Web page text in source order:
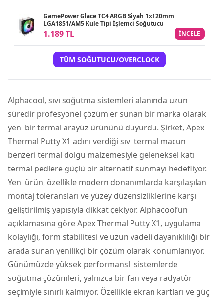
GamePower Glace TC4 ARGB Siyah 1x120mm
LGA1851/AM5 Kule Tipi İşlemci Soğutucu
1.189 TL INCELE
TÜM SOĞUTUCU/OVERCLOCK
Alphacool, sıvı soğutma sistemleri alanında uzun
süredir profesyonel çözümler sunan bir marka olarak
yeni bir termal arayüz ürününü duyurdu. Şirket, Apex
Thermal Putty X1 adını verdiği sıvı termal macun
benzeri termal dolgu malzemesiyle geleneksel katı
termal pedlere güçlü bir alternatif sunmayı hedefliyor.
Yeni ürün, özellikle modern donanımlarda karşılaşılan
montaj toleransları ve yüzey düzensizliklerine karşı
geliştirilmiş yapısıyla dikkat çekiyor. Alphacool’un
açıklamasına göre Apex Thermal Putty X1, uygulama
kolaylığı, form stabilitesi ve uzun vadeli dayanıklılığı bir
arada sunan yenilikçi bir çözüm olarak konumlanıyor.
Günümüzde yüksek performanslı sistemlerde
soğutma çözümleri, yalnızca bir fan veya radyatör
seçimiyle sınırlı kalmıyor. Özellikle ekran kartları ve güç